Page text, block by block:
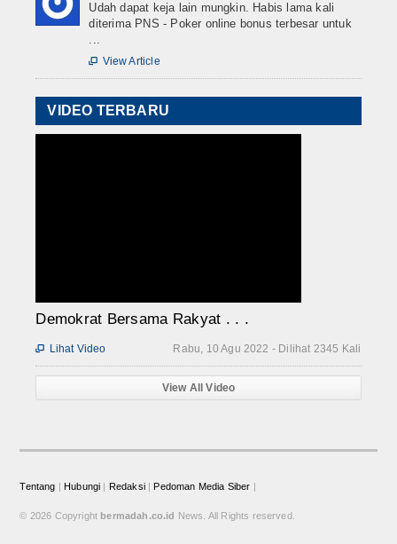
Udah dapat keja lain mungkin. Habis lama kali
diterima PNS - Poker online bonus terbesar untuk
...
 View Article
VIDEO TERBARU
Demokrat Bersama Rakyat . . .
Rabu, 10 Agu 2022 - Dilihat 2345 Kali
 Lihat Video
View All Video
Tentang Hubungi Redaksi| Pedoman Media Siber
© 2026 Copyright bermadah.co.id News. All Rights reserved.